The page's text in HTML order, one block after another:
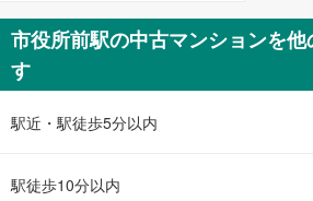
す
る
市役所前駅の中古マンションを
す
駅近・駅徒歩5分以内
駅徒歩10分以内